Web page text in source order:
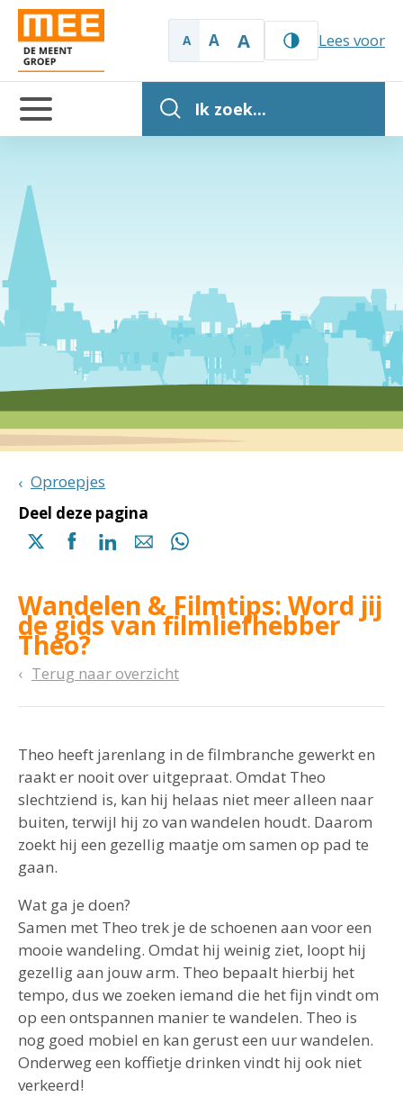
A A A Lees voor
Ik zoek...
Oproepjes
Deel deze pagina
Delen
(opent
in
een
nieuwe
pagina)
Delen
(opent
in
een
nieuwe
pagina)
Delen
(opent
in
een
pagina)
Delen
mail
Delen
(opent
in
een
pagina)
Wandelen & Filmtips: Word jij
de gids van filmliefhebber
Theo?
Terug naar overzicht
Theo heeft jarenlang in de filmbranche gewerkt en
raakt er nooit over uitgepraat. Omdat Theo
slechtziend is, kan hij helaas niet meer alleen naar
buiten, terwijl hij zo van wandelen houdt. Daarom
zoekt hij een gezellig maatje om samen op pad te
gaan.
Wat ga je doen?
Samen met Theo trek je de schoenen aan voor een
mooie wandeling. Omdat hij weinig ziet, loopt hij
gezellig aan jouw arm. Theo bepaalt hierbij het
tempo, dus we zoeken iemand die het fijn vindt om
op een ontspannen manier te wandelen. Theo is
nog goed mobiel en kan gerust een uur wandelen.
Onderweg een koffietje drinken vindt hij ook niet
verkeerd!